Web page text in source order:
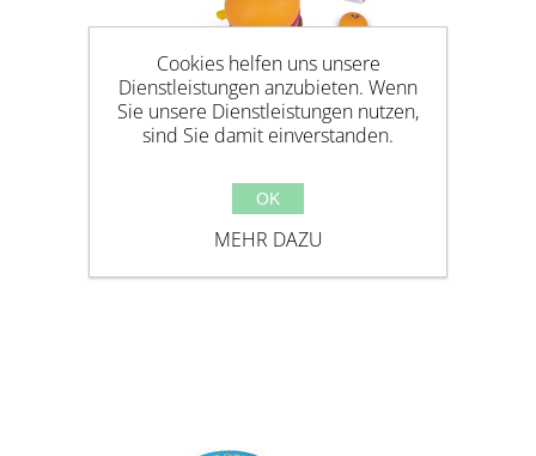
Cookies helfen uns unsere
Dienstleistungen anzubieten. Wenn
Sie unsere Dienstleistungen nutzen,
sind Sie damit einverstanden.
OK
MEHR DAZU